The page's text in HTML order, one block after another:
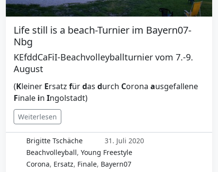
Life still is a beach-Turnier im Bayern07-
Nbg
KEfddCaFiI-Beachvolleyballturnier vom 7.-9.
August
(Kleiner Ersatz fürdas durch Corona ausgefallene
Finale in Ingolstadt)
Weiterlesen
Brigitte Tschäche
31. Juli 2020
Beachvolleyball, Young Freestyle
Corona, Ersatz, Finale, Bayern07